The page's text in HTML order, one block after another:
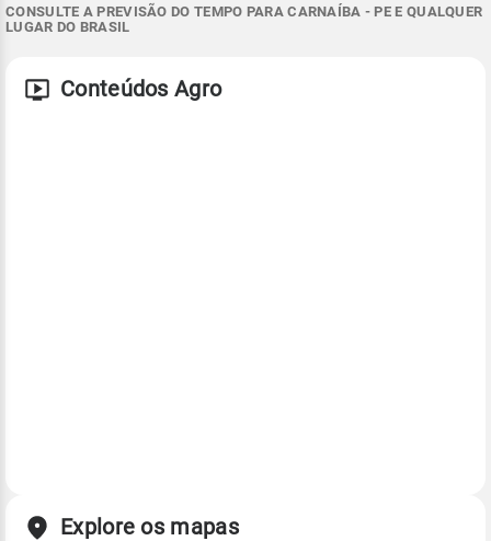
CONSULTE A PREVISÃO DO TEMPO PARA CARNAÍBA - PE E QUALQUER
LUGAR DO BRASIL
Conteúdos Agro
Explore os mapas